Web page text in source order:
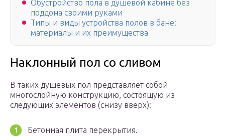
Обустройство пола в душевой кабине без
поддона своими руками
Типы и виды устройства полов в бане:
материалы и их преимущества
Наклонный пол со сливом
В таких душевых пол представляет собой
многослойную конструкцию, состоящую из
следующих элементов (снизу вверх):
Бетонная плита перекрытия.